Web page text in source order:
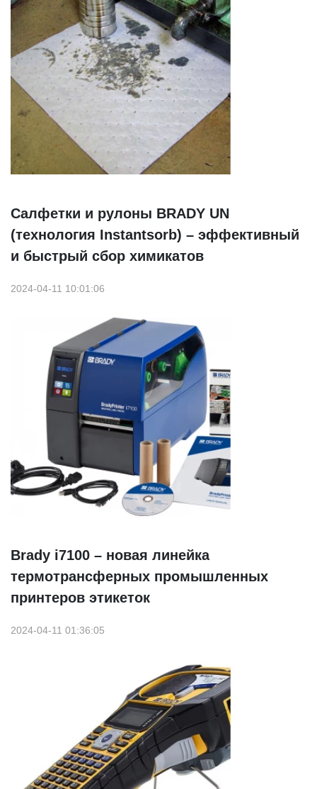
Салфетки и рулоны BRADY UN
(технология Instantsorb) – эффективный
и быстрый сбор химикатов
2024-04-11 10:01:06
Brady i7100 – новая линейка
термотрансферных промышленных
принтеров этикеток
2024-04-11 01:36:05